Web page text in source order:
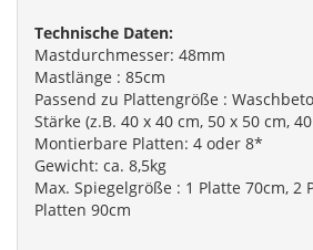
Technische Daten:
Mastdurchmesser: 48mm
Mastlänge : 85cm
Passend zu Plattengröße :
Stärke (z.B. 40 x 40 cm, 50 x 50 cm,
Montierbare Platten: 4 oder 8*
Gewicht: ca. 8,5kg
Max. Spiegelgröße : 1 Platte 70cm, 2
Platten 90cm